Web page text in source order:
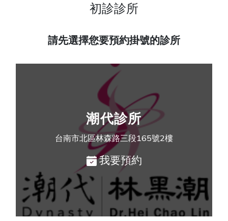
初診診所
請先選擇您要預約掛號的診所
潮代診所
台南市北區林森路三段165號2樓
我要預約